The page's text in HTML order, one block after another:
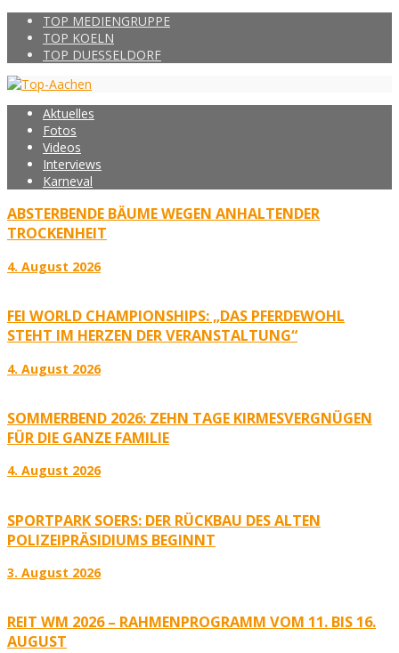
TOP MEDIENGRUPPE
TOP KOELN
TOP DUESSELDORF
Aktuelles
Fotos
Videos
Interviews
Karneval
ABSTERBENDE BÄUME WEGEN ANHALTENDER
TROCKENHEIT
4. August 2026
FEI WORLD CHAMPIONSHIPS: „DAS PFERDEWOHL
STEHT IM HERZEN DER VERANSTALTUNG“
4. August 2026
SOMMERBEND 2026: ZEHN TAGE KIRMESVERGNÜGEN
FÜR DIE GANZE FAMILIE
4. August 2026
SPORTPARK SOERS: DER RÜCKBAU DES ALTEN
POLIZEIPRÄSIDIUMS BEGINNT
3. August 2026
REIT WM 2026 – RAHMENPROGRAMM VOM 11. BIS 16.
AUGUST